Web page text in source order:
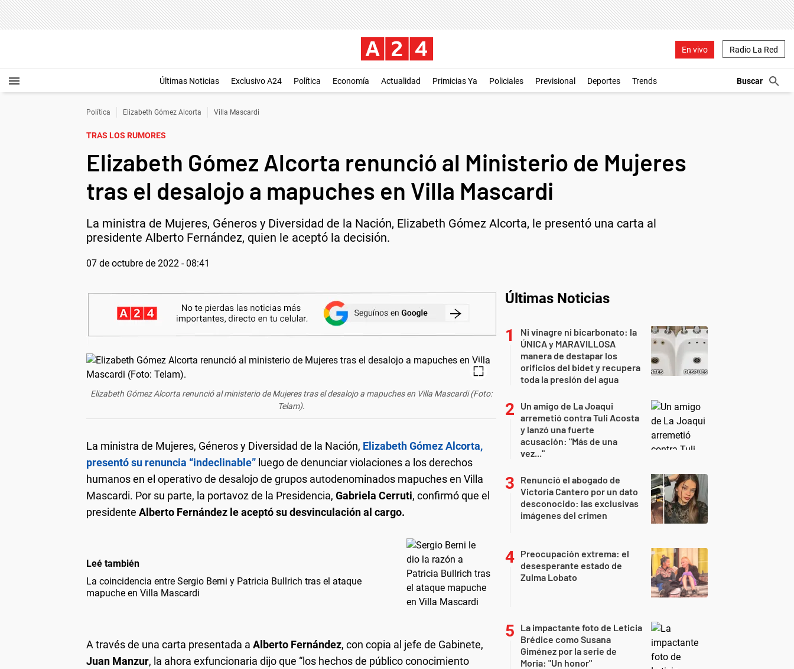
En vivo Radio La Red
Últimas Noticias Exclusivo A24 Política Economía Actualidad Primicias Ya Policiales Previsional Deportes Trends
Política Elizabeth Gómez Alcorta Villa Mascardi
TRAS LOS RUMORES
Elizabeth Gómez Alcorta renunció al Ministerio de Mujeres
tras el desalojo a mapuches en Villa Mascardi
La ministra de Mujeres, Géneros y Diversidad de la Nación, Elizabeth Gómez Alcorta, le presentó una carta al
presidente Alberto Fernández, quien le aceptó la decisión.
07 de octubre de 2022 - 08:41
Elizabeth Gómez Alcorta renunció al ministerio de Mujeres tras el desalojo a mapuches en Villa Mascardi (Foto:
Telam).
La ministra de Mujeres, Géneros y Diversidad de la Nación, Elizabeth Gómez Alcorta,
presentó su renuncia “indeclinable” luego de denunciar violaciones a los derechos
humanos en el operativo de desalojo de grupos autodenominados mapuches en Villa
Mascardi. Por su parte, la portavoz de la Presidencia, Gabriela Cerruti, confirmó que el
presidente Alberto Fernández le aceptó su desvinculación al cargo.
Leé también
La coincidencia entre Sergio Berni y Patricia Bullrich tras el ataque
mapuche en Villa Mascardi
A través de una carta presentada a Alberto Fernández, con copia al jefe de Gabinete,
Juan Manzur, la ahora exfuncionaria dijo que “los hechos de público conocimiento
Últimas Noticias
Ni vinagre ni bicarbonato: la
ÚNICA y MARAVILLOSA
manera de destapar los
orificios del bidet y recupera
toda la presión del agua
Un amigo de La Joaqui
arremetió contra Tuli Acosta
y lanzó una fuerte
acusación: "Más de una
vez..."
Renunció el abogado de
Victoria Cantero por un dato
desconocido: las exclusivas
imágenes del crimen
Preocupación extrema: el
desesperante estado de
Zulma Lobato
La impactante foto de Leticia
Brédice como Susana
Giménez por la serie de
Moria: "Un honor"